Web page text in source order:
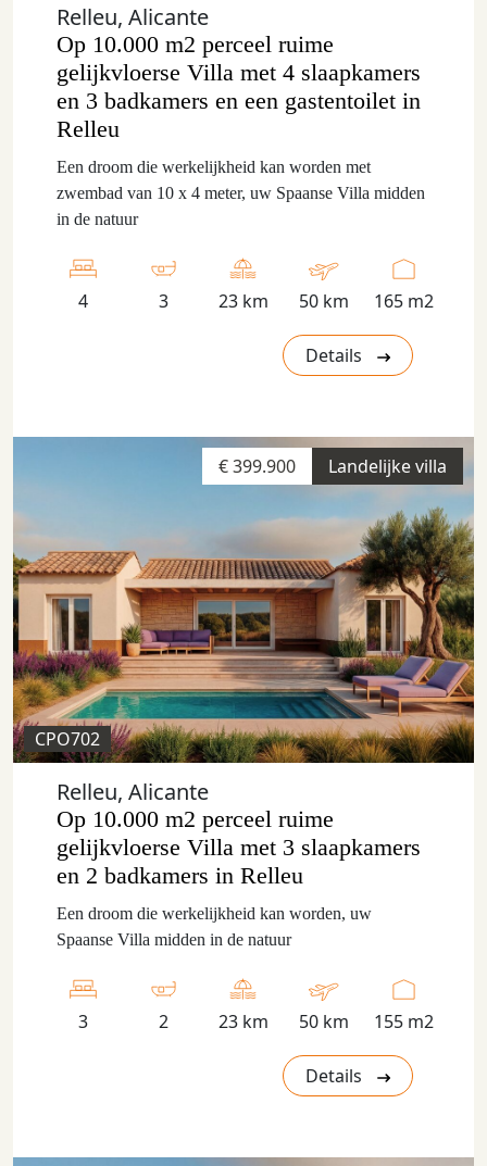
Relleu, Alicante
Op 10.000 m2 perceel ruime
gelijkvloerse Villa met 4 slaapkamers
en 3 badkamers en een gastentoilet in
Relleu
Een droom die werkelijkheid kan worden met
zwembad van 10 x 4 meter, uw Spaanse Villa midden
in de natuur
4 3 23 km 50 km 165 m2
Details
Landelijke villa
€ 399.900
CPO702
Relleu, Alicante
Op 10.000 m2 perceel ruime
gelijkvloerse Villa met 3 slaapkamers
en 2 badkamers in Relleu
Een droom die werkelijkheid kan worden, uw
Spaanse Villa midden in de natuur
3 2 23 km 50 km 155 m2
Details